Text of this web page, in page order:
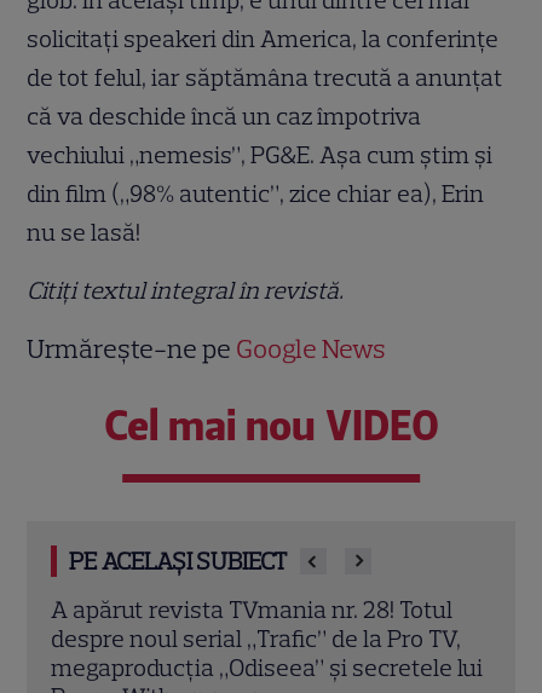
solicitaţi speakeri din America, la conferinţe
de tot felul, iar săptămâna trecută a anunţat
că va deschide încă un caz împotriva
vechiului „nemesis”, PG&E. Aşa cum ştim şi
din film („98% autentic”, zice chiar ea), Erin
nu se lasă!
Citiţi textul integral în revistă.
Urmărește-ne pe Google News
Cel mai nou VIDEO
PE ACELAȘI SUBIECT
A apărut noul număr TVmania! Florin
Răducioiu aduce magia Mondialului pe
coperta noii ediții